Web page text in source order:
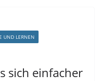
UND LERNEN
sich einfacher